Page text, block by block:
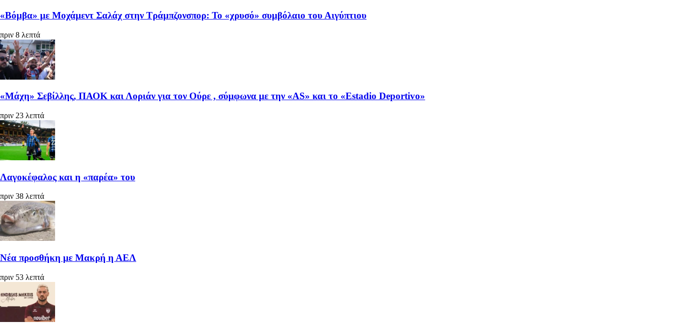
«Βόμβα» με Μοχάμεντ Σαλάχ στην Τράμπζονσπορ: Το «χρυσό» συμβόλαιο του Αιγύπτιου
πριν 8 λεπτά
«Μάχη» Σεβίλλης, ΠΑΟΚ και Λοριάν για τον Ούρε , σύμφωνα με την «AS» και το «Estadio Deportivo»
πριν 23 λεπτά
Λαγοκέφαλος και η «παρέα» του
πριν 38 λεπτά
Νέα προσθήκη με Μακρή η ΑΕΛ
πριν 53 λεπτά